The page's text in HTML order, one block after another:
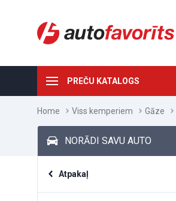
PREČU KATALOGS
Home Viss kemperiem Gāze
NORĀDI SAVU AUTO
Atpakaļ